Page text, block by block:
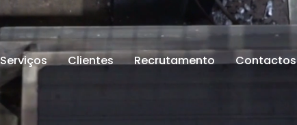
Serviços Clientes Recrutamento Contactos